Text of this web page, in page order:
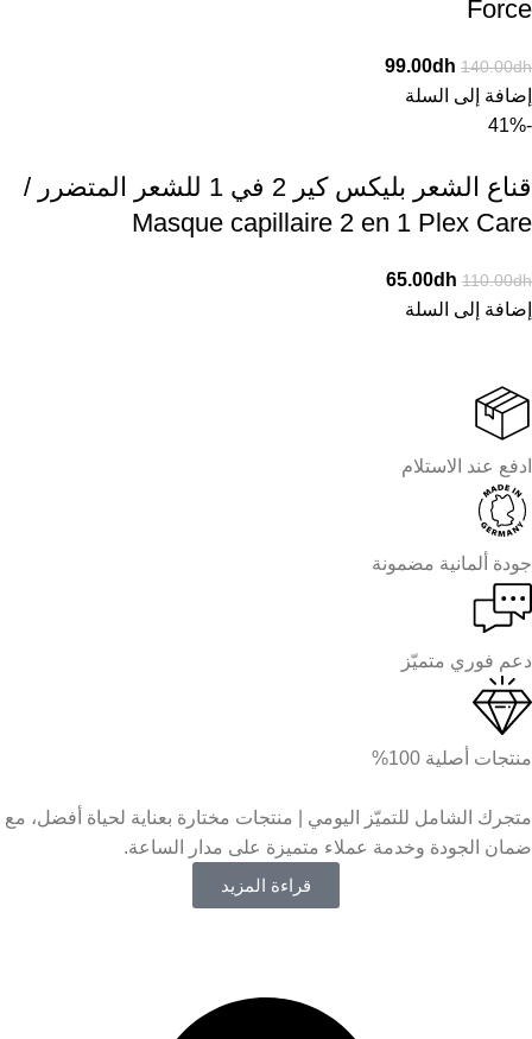
Force
140.00dh
99.00dh
إضافة إلى السلة
-41%
قناع الشعر بليكس كير 2 في 1 للشعر المتضرر /
Masque capillaire 2 en 1 Plex Care
110.00dh
65.00dh
إضافة إلى السلة
ادفع عند الاستلام
جودة ألمانية مضمونة
دعم فوري متميّز
منتجات أصلية 100%
متجرك الشامل للتميّز اليومي | منتجات مختارة بعناية لحياة أفضل، مع
ضمان الجودة وخدمة عملاء متميزة على مدار الساعة.
قراءة المزيد